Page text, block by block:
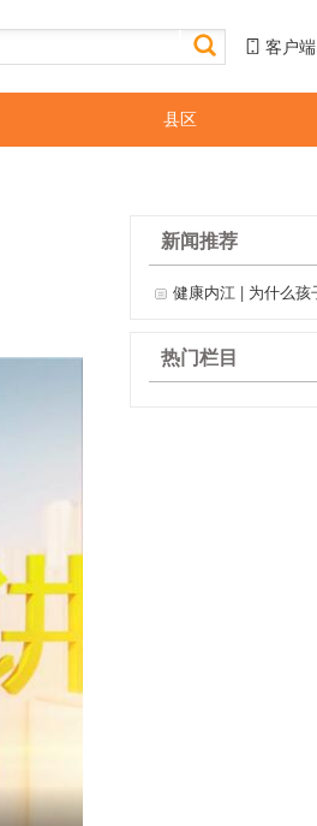
客户端
县区
新闻推荐
热门栏目